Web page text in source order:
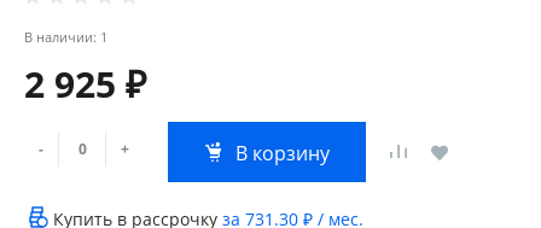
В наличии: 1
2 925 ₽
- + В корзину
Купить в рассрочку за 731.30 ₽ / мес.